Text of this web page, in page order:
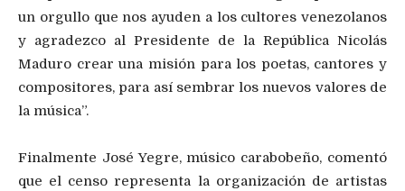
un orgullo que nos ayuden a los cultores venezolanos
y agradezco al Presidente de la República Nicolás
Maduro crear una misión para los poetas, cantores y
compositores, para así sembrar los nuevos valores de
la música”.
Finalmente José Yegre, músico carabobeño, comentó
que el censo representa la organización de artistas